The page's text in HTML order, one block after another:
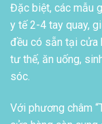
Đặc biệt, các mẫu
y tế 2-4 tay quay,
đều có sẵn tại cửa
tư thế, ăn uống,
sóc.
Với phương châm